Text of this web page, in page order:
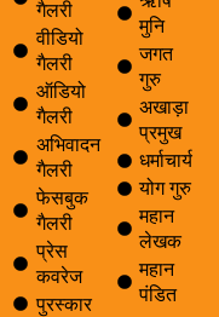
गैलरी
वीडियो
गैलरी
ऑडियो
गैलरी
अभिवादन
गैलरी
फेसबुक
गैलरी
प्रेस
कवरेज
पुरस्कार
मुनि
जगत
गुरु
अखाड़ा
प्रमुख
धर्माचार्य
योग गुरु
महान
लेखक
महान
पंडित